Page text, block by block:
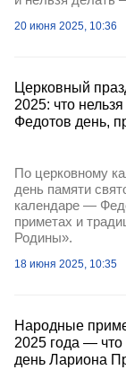
20 июня 2025, 10:36
Церковный
2025: что
Федотов день,
По церковному
день памяти
календаре —
приметах и
Родины».
18 июня 2025, 10:35
Народные
2025 года — что
день Лариона